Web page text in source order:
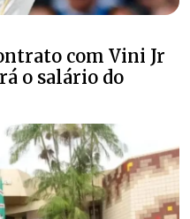
com Vini Jr
o salário do